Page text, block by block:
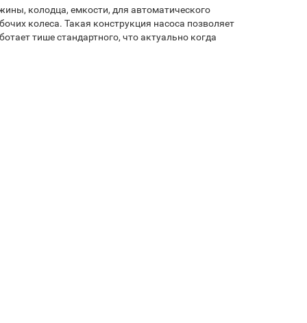
колодца, емкости, для автоматического
колеса. Такая конструкция насоса позволяет
тише стандартного, что актуально когда